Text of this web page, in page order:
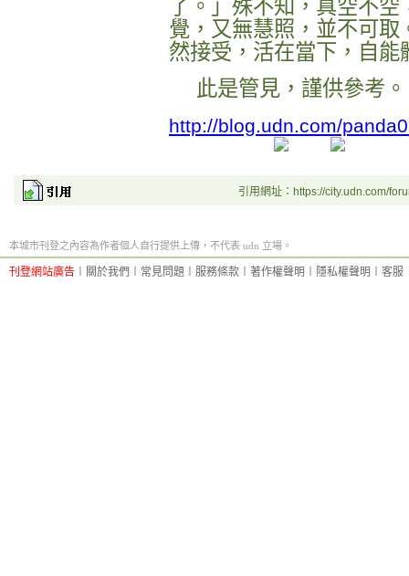
了。」殊不知，真空不
覺，又無慧照，並不可
然接受，活在當下，自能
此是管見，謹供參考。
http://blog.udn.com/
引用網址：https://city.udn.com/
本城市刊登之內容為作者個人自行提供上傳，不代表 udn 立場。
刊登網站廣告 關於我們 常見問題 服務條款 著作權聲明 隱私權聲明 客服